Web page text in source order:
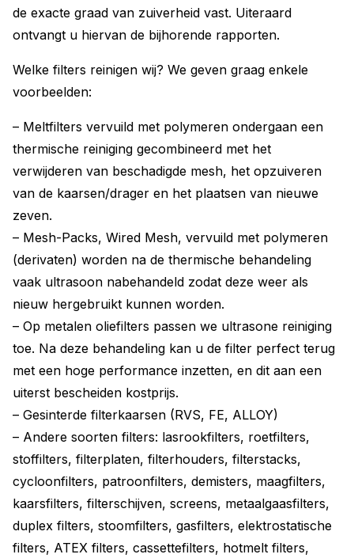
de exacte graad van zuiverheid vast. Uiteraard
ontvangt u hiervan de bijhorende rapporten.
Welke filters reinigen wij? We geven graag enkele
voorbeelden:
– Meltfilters vervuild met polymeren ondergaan een
thermische reiniging gecombineerd met het
verwijderen van beschadigde mesh, het opzuiveren
van de kaarsen/drager en het plaatsen van nieuwe
zeven.
– Mesh-Packs, Wired Mesh, vervuild met polymeren
(derivaten) worden na de thermische behandeling
vaak ultrasoon nabehandeld zodat deze weer als
nieuw hergebruikt kunnen worden.
– Op metalen oliefilters passen we ultrasone reiniging
toe. Na deze behandeling kan u de filter perfect terug
met een hoge performance inzetten, en dit aan een
uiterst bescheiden kostprijs.
– Gesinterde filterkaarsen (RVS, FE, ALLOY)
– Andere soorten filters: lasrookfilters, roetfilters,
stoffilters, filterplaten, filterhouders, filterstacks,
cycloonfilters, patroonfilters, demisters, maagfilters,
kaarsfilters, filterschijven, screens, metaalgaasfilters,
duplex filters, stoomfilters, gasfilters, elektrostatische
filters, ATEX filters, cassettefilters, hotmelt filters,